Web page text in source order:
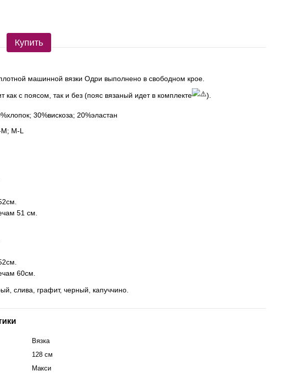
Купить
машинной вязки Одри выполнено в свободном крое.
как с поясом, так и без (пояс вязаный идет в комплекте ).
30%вискоза; 20%эластан
М-L
51 см.
60см.
слива, графит, черный, капуччино.
Вязка
128 см
Макси